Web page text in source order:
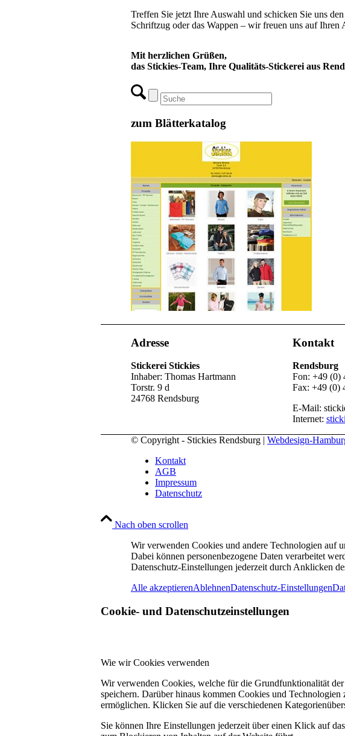
Treffen Sie jetzt Ihre Auswahl und schicken Sie uns
Schriftzug oder das Wappen – wir freuen uns auf Ihren
Mit herzlichen Grüßen,
das Stickies-Team, Ihre Qualitäts-Stickerei aus
zum Blätterkatalog
Adresse
Stickerei Stickies
Inhaber: Thomas Hartmann
Torstr. 9 d
24768 Rendsburg
Kontakt
Rendsburg
Fon: +49 (0)
Fax: +49 (0)
E-Mail:
Internet:
© Copyright - Stickies Rendsburg | Webdesign-
Kontakt
AGB
Impressum
Datenschutz
Nach oben scrollen
Wir verwenden Cookies und andere Technologien auf
Dabei können personenbezogene Daten verarbeitet
Datenschutz-Einstellungen jederzeit durch Anklicken
Alle akzeptierenAblehnenDatenschutz-Einstellungen
Cookie- und Datenschutzeinstellungen
Wie wir Cookies verwenden
Wir verwenden Cookies, welche für die Grundfunktionalität der
speichern. Darüber hinaus kommen Cookies und
ermöglichen. Klicken Sie auf die verschiedenen
Sie können Ihre Einstellungen jederzeit über einen Klick auf